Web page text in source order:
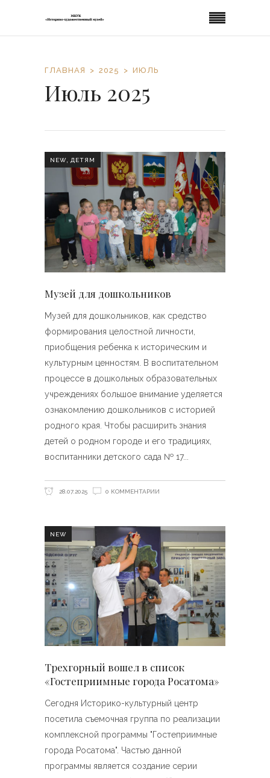
ГЛАВНАЯ 2025 ИЮЛЬ
Июль 2025
NEW ДЕТЯМ
Музей для дошкольников
Музей для дошкольников, как средство
формирования целостной личности,
приобщения ребенка к историческим и
культурным ценностям. В воспитательном
процессе в дошкольных образовательных
учреждениях большое внимание уделяется
ознакомлению дошкольников с историей
родного края. Чтобы расширить знания
детей о родном городе и его традициях,
воспитанники детского сада № 17
28.07.2025 0 КОММЕНТАРИИ
NEW
Трехгорный вошел в список
«Гостеприимные города Росатома»
Сегодня Историко-культурный центр
посетила съемочная группа по реализации
комплексной программы "Гостеприимные
города Росатома". Частью данной
программы является создание серии